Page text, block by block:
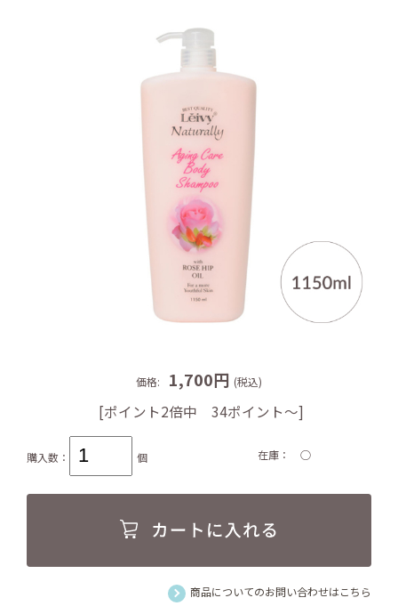
価格: 1,700円 (税込)
[ポイント2倍中 34ポイント～]
購入数： 個 在庫 ○
商品についてのお問い合わせはこちら